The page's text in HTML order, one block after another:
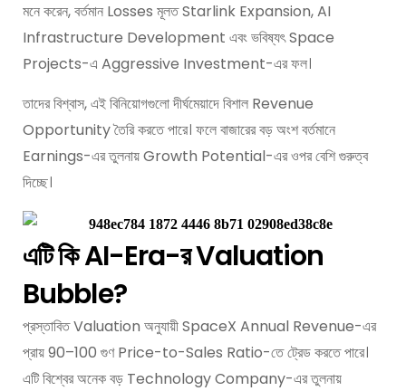
মনে করেন, বর্তমান Losses মূলত Starlink Expansion, AI
Infrastructure Development এবং ভবিষ্যৎ Space
Projects-এ Aggressive Investment-এর ফল।
তাদের বিশ্বাস, এই বিনিয়োগগুলো দীর্ঘমেয়াদে বিশাল Revenue
Opportunity তৈরি করতে পারে। ফলে বাজারের বড় অংশ বর্তমানে
Earnings-এর তুলনায় Growth Potential-এর ওপর বেশি গুরুত্ব
দিচ্ছে।
এটি কি AI-Era-র Valuation
Bubble?
প্রস্তাবিত Valuation অনুযায়ী SpaceX Annual Revenue-এর
প্রায় 90–100 গুণ Price-to-Sales Ratio-তে ট্রেড করতে পারে।
এটি বিশ্বের অনেক বড় Technology Company-এর তুলনায়